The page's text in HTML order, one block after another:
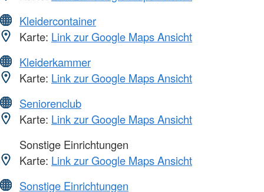
Kleidercontainer
Karte: Link zur Google Maps Ansicht
Kleiderkammer
Karte: Link zur Google Maps Ansicht
Seniorenclub
Karte: Link zur Google Maps Ansicht
Sonstige Einrichtungen
Karte: Link zur Google Maps Ansicht
Sonstige Einrichtungen